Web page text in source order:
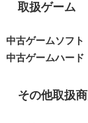
取扱ゲーム
中古ゲームソフト
中古ゲームハード
その他取扱